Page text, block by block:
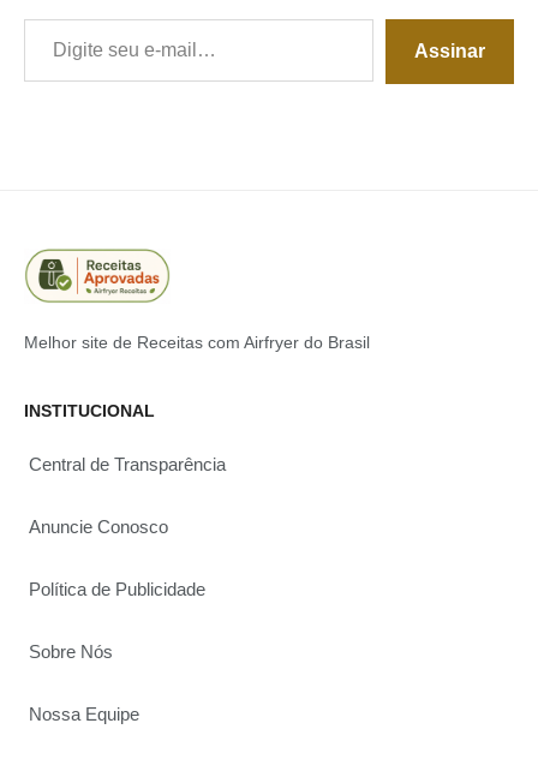
Digite seu e-mail…
Assinar
Melhor site de Receitas com Airfryer do Brasil
INSTITUCIONAL
Central de Transparência
Anuncie Conosco
Política de Publicidade
Sobre Nós
Nossa Equipe